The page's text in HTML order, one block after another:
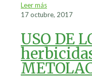
Leer más
17 octubre, 2017
USO DE